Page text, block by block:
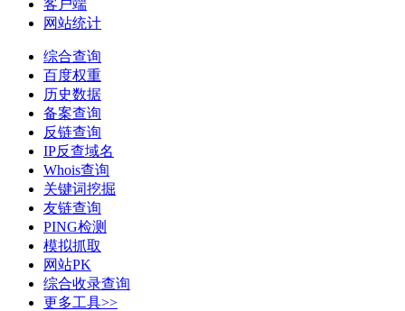
客户端
网站统计
综合查询
百度权重
历史数据
备案查询
反链查询
IP反查域名
Whois查询
关键词挖掘
友链查询
PING检测
模拟抓取
网站PK
综合收录查询
更多工具>>